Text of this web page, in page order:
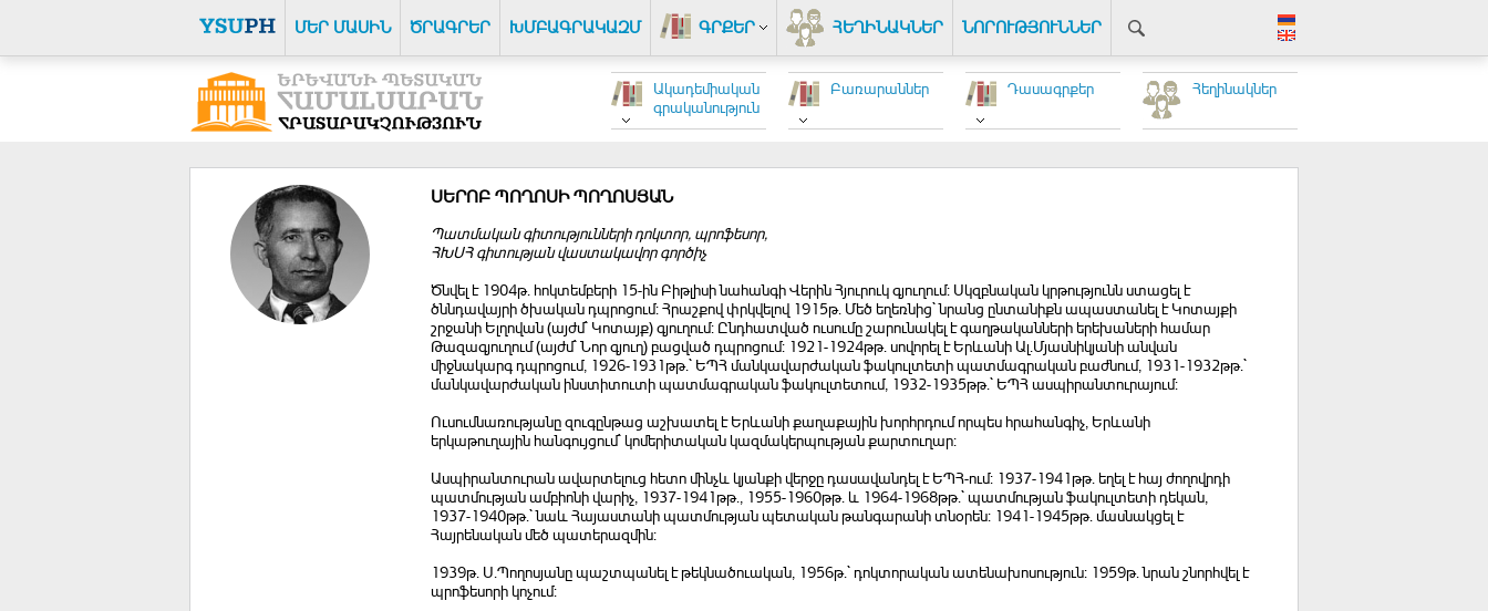
ՄԵՐ ՄԱՍԻՆ ԾՐԱԳՐԵՐ ԽՄԲԱԳՐԱԿԱԶՄ ԳՐՔԵՐ ՀԵՂԻՆԱԿՆԵՐ ՆՈՐՈՒԹՅՈՒՆՆԵՐ
Հեղինակներ
Դասագրքեր
Բառարաններ
Ակադեմիական
գրականություն
ՍԵՐՈԲ ՊՈՂՈՍԻ ՊՈՂՈՍՅԱՆ
Պատմական գիտությունների դոկտոր, պրոֆեսոր,
ՀԽՍՀ գիտության վաստակավոր գործիչ
Ծնվել է 1904թ. հոկտեմբերի 15-ին Բիթլիսի նահանգի Վերին Հյուրուկ գյուղում: Սկզբնական կրթությունն ստացել է
ծննդավայրի ծխական դպրոցում: Հրաշքով փրկվելով 1915թ. Մեծ եղեռնից` նրանց ընտանիքն ապաստանել է Կոտայքի
շրջանի Ելղովան (այժմ` Կոտայք) գյուղում: Ընդհատված ուսումը շարունակել է գաղթականների երեխաների համար
Թազագյուղում (այժմ` Նոր գյուղ) բացված դպրոցում: 1921-1924թթ. սովորել է Երևանի Ալ.Մյասնիկյանի անվան
միջնակարգ դպրոցում, 1926-1931թթ.` ԵՊՀ մանկավարժական ֆակուլտետի պատմագրական բաժնում, 1931-1932թթ.`
մանկավարժական ինստիտուտի պատմագրական ֆակուլտետում, 1932-1935թթ.` ԵՊՀ ասպիրանտուրայում:
Ուսումնառությանը զուգընթաց աշխատել է Երևանի քաղաքային խորհրդում որպես հրահանգիչ, Երևանի
երկաթուղային հանգույցում` կոմերիտական կազմակերպության քարտուղար:
Ասպիրանտուրան ավարտելուց հետո մինչև կյանքի վերջը դասավանդել է ԵՊՀ-ում: 1937-1941թթ. եղել է հայ ժողովրդի
պատմության ամբիոնի վարիչ, 1937-1941թթ., 1955-1960թթ. և 1964-1968թթ.` պատմության ֆակուլտետի դեկան,
1937-1940թթ.` նաև Հայաստանի պատմության պետական թանգարանի տնօրեն: 1941-1945թթ. մասնակցել է
Հայրենական մեծ պատերազմին:
1939թ. Ս.Պողոսյանը պաշտպանել է թեկնածուական, 1956թ.` դոկտորական ատենախոսություն: 1959թ. նրան շնորհվել է
պրոֆեսորի կոչում: